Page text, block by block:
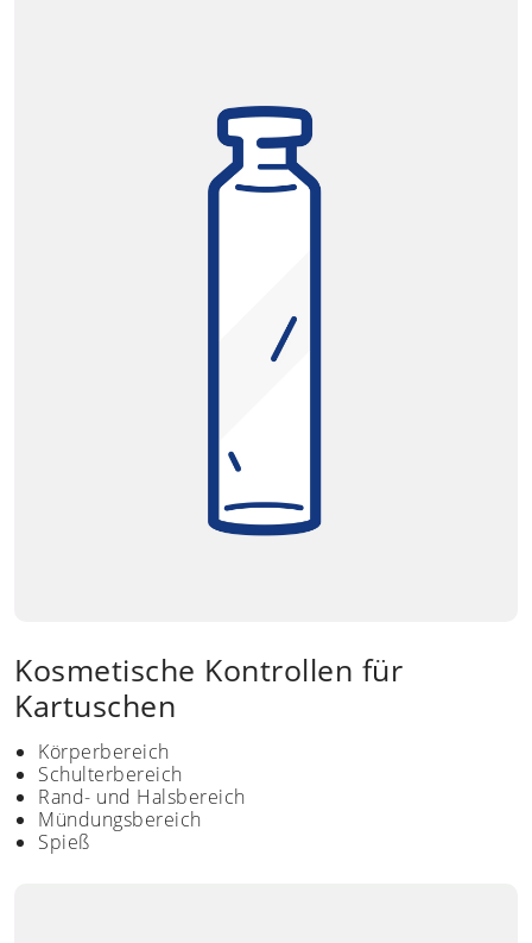
Kosmetische Kontrollen für
Kartuschen
Körperbereich
Schulterbereich
Rand- und Halsbereich
Mündungsbereich
Spieß